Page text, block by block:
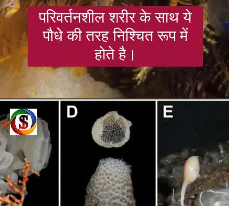
परिवर्तनशील शरीर के साथ ये
पौधे की तरह निश्चित रूप में
होते है।